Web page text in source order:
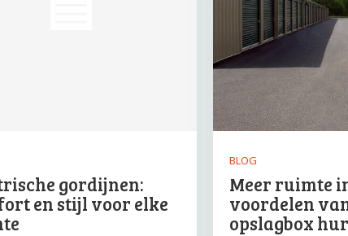
gordijnen:
en stijl voor elke
BLOG
Meer ruimte
voordelen
opslagbox